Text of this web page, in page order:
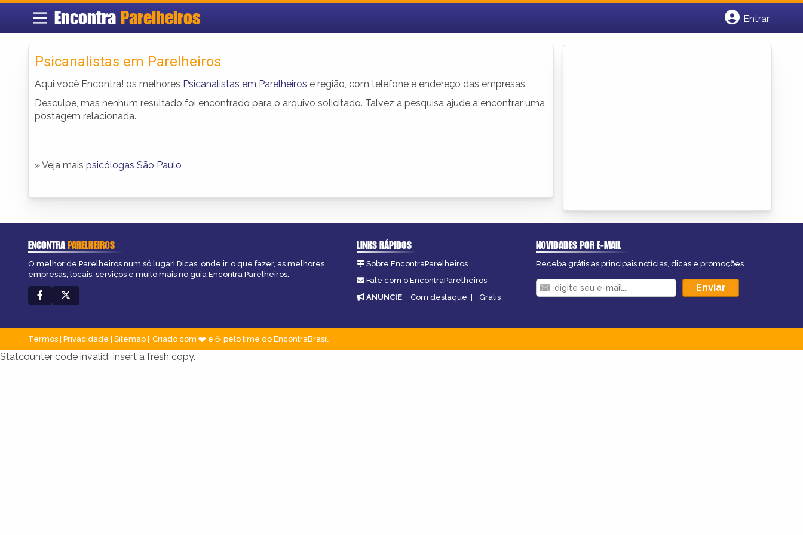
Encontra Parelheiros
Entrar
Psicanalistas em Parelheiros
Aqui você Encontra! os melhores Psicanalistas em Parelheiros e região, com telefone e endereço das empresas.
Desculpe, mas nenhum resultado foi encontrado para o arquivo solicitado. Talvez a pesquisa ajude a encontrar uma
postagem relacionada.
» Veja mais psicólogas São Paulo
ENCONTRAPARELHEIROS
O melhor de Parelheiros num só lugar! Dicas, onde ir, o que fazer, as melhores
empresas, locais, serviços e muito mais no guia Encontra Parelheiros.
LINKS RÁPIDOS
Sobre EncontraParelheiros
Fale com o EncontraParelheiros
ANUNCIE: Com destaque | Grátis
NOVIDADES POR E-MAIL
Receba grátis as principais notícias, dicas e promoções
Termos Privacidade Sitemap Criado com ❤️ e ☕ pelo time do EncontraBrasil
Statcounter code invalid. Insert a fresh copy.